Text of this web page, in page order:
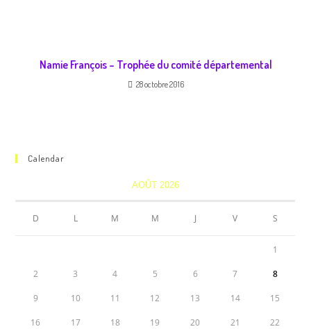
Namie François – Trophée du comité départemental
28 octobre 2016
Calendar
AOÛT 2026
D L M M J V S
1
2 3 4 5 6 7 8
9 10 11 12 13 14 15
16 17 18 19 20 21 22